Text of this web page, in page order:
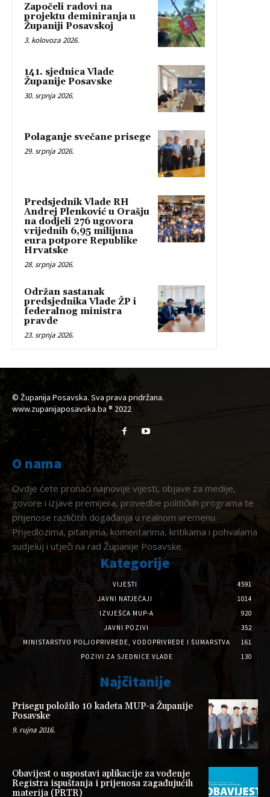
Započeli radovi na
projektu deminiranja u
Županiji Posavskoj
3. kolovoza 2026.
141. sjednica Vlade
Županije Posavske
30. srpnja 2026.
Polaganje svečane prisege
29. srpnja 2026.
Predsjednik Vlade RH
Andrej Plenković u Orašju
na dodjeli 276 ugovora
vrijednih 6,95 milijuna
eura potpore Republike
Hrvatske
28. srpnja 2026.
Održan sastanak
predsjednika Vlade ŽP i
federalnog ministra
pravde
23. srpnja 2026.
© Županija Posavska. Sva prava pridržana.
www.zupanijaposavska.ba ® 2022
O nama
Ovdje ćete pronaći najnovije vijesti, objave za medije,
govore i izjave premijera, provedbe političkih programa te
prijenose različitih događanja u realnom vremenu.
Prijedlozima, pitanjima, komentarima, kritikama i pohvalama
sudjeluj i utječi na rad Županije Posavske.
Kategorije
VIJESTI
4591
JAVNI NATJEČAJI
1014
IZVJEŠĆA MUP-A
920
JAVNI POZIVI
352
MINISTARSTVO POLJOPRIVREDE, VODOPRIVREDE I ŠUMARSTVA
161
POZIVI ZA SJEDNICE VLADE
130
Najčitanije
Prisegu položilo 10 kadeta MUP-a Županije
Posavske
9. rujna 2016.
Obavijest o uspostavi aplikacije za vođenje
Registra ispuštanja i prijenosa zagađujućih
materija (PRTR)